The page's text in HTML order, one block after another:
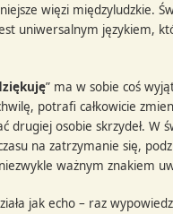
więzi międzyludzkie.
uniwersalnym językiem,
” ma w sobie coś
potrafi całkowicie
drugiej osobie skrzydeł. W
na zatrzymanie się,
ważnym znakiem
jak echo – raz